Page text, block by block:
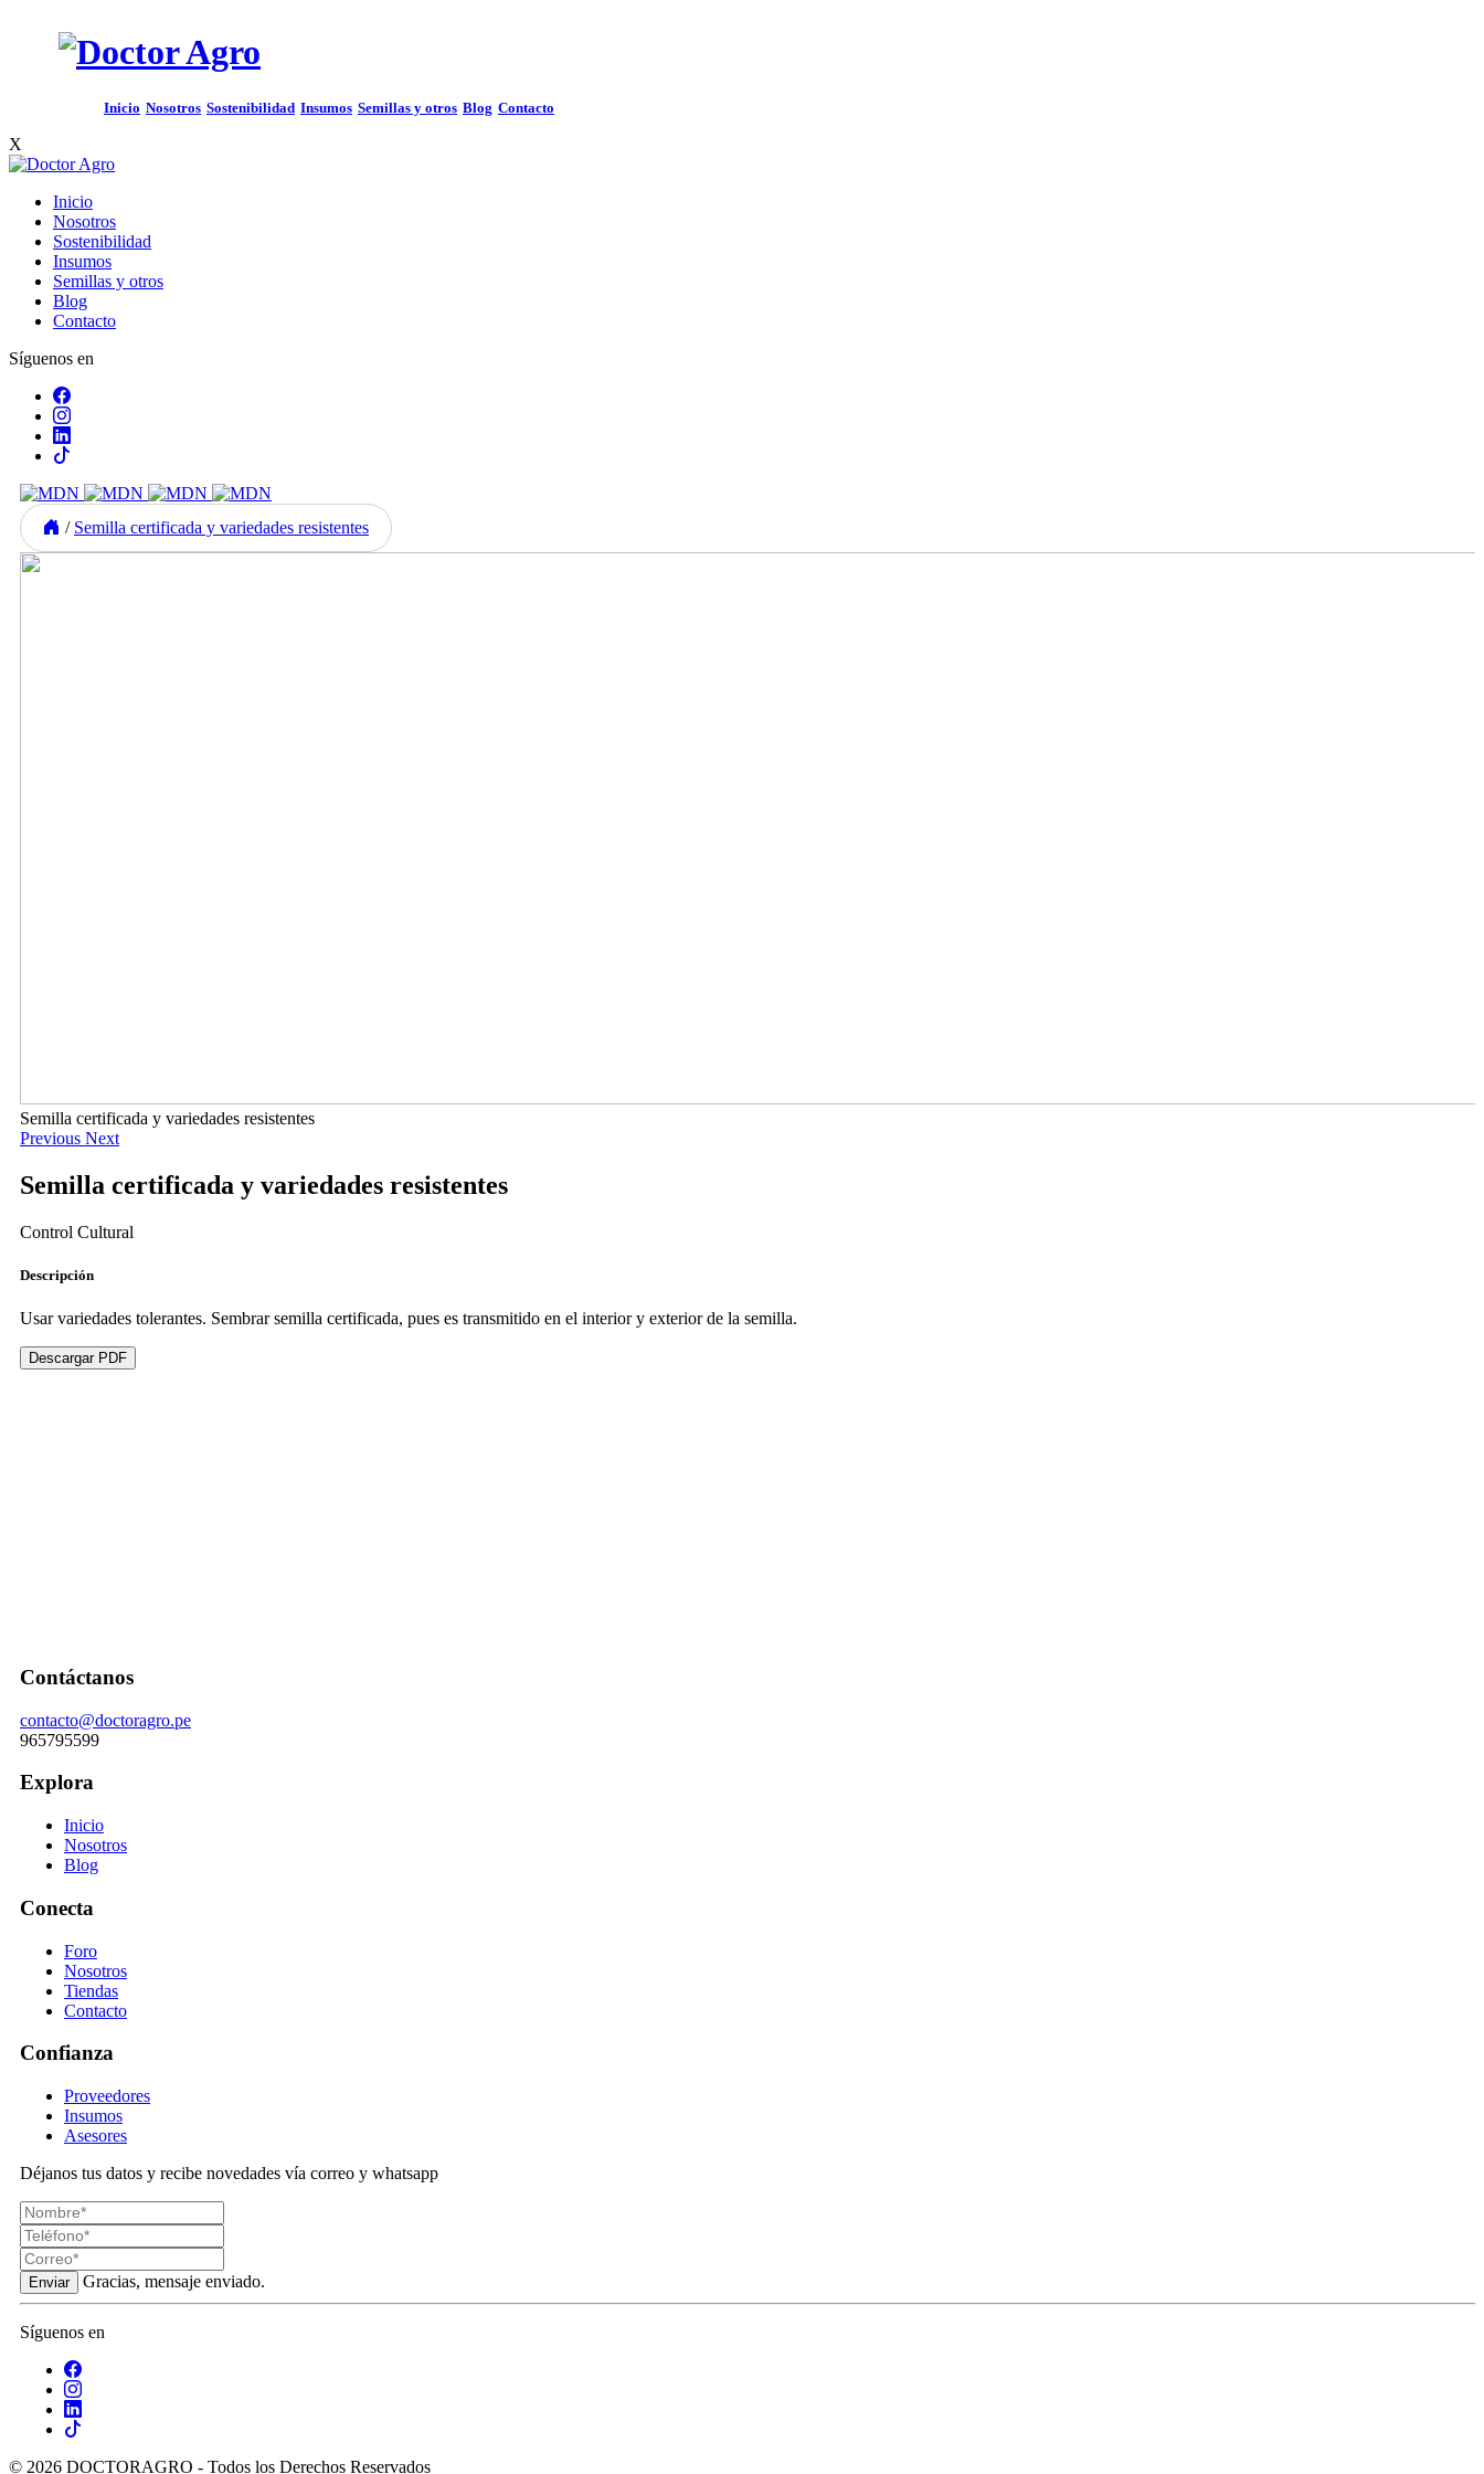
Inicio Nosotros Sostenibilidad Insumos Semillas y otros Blog Contacto
X
Inicio
Nosotros
Sostenibilidad
Insumos
Semillas y otros
Blog
Contacto
Síguenos en
/ Semilla certificada y variedades resistentes
Semilla certificada y variedades resistentes
Previous Next
Semilla certificada y variedades resistentes
Control Cultural
Descripción
Usar variedades tolerantes. Sembrar semilla certificada, pues es transmitido en el interior y exterior de la semilla.
Descargar PDF
Contáctanos
contacto@doctoragro.pe
965795599
Explora
Inicio
Nosotros
Blog
Conecta
Foro
Nosotros
Tiendas
Contacto
Confianza
Proveedores
Insumos
Asesores
Déjanos tus datos y recibe novedades vía correo y whatsapp
Enviar Gracias, mensaje enviado.
Síguenos en
© 2026 DOCTORAGRO - Todos los Derechos Reservados